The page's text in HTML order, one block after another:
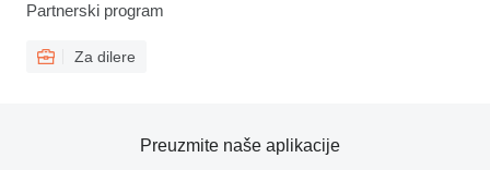
Partnerski program
Za dilere
Preuzmite naše aplikacije